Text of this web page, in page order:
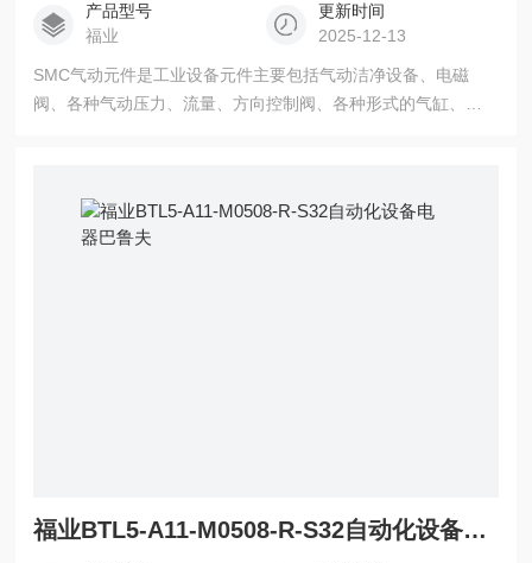
产品型号
福业
更新时间
2025-12-13
SMC气动元件是工业设备元件主要包括气动洁净设备、电磁
阀、各种气动压力、流量、方向控制阀、各种形式的气缸、摆
福业BTL5-A11-M0508-R-S32自动化设备电器巴鲁夫